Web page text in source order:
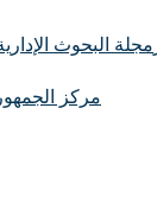
مجلة البحوث
مركز